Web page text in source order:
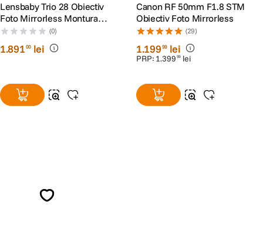
Lensbaby Trio 28 Obiectiv
Foto Mirrorless Montura
Sony E (compatibil FF)
(0)
1.89100 lei
Canon RF 50mm F1.8 STM
Obiectiv Foto Mirrorless
(29)
1.19999 lei
PRP: 1.399 99 lei